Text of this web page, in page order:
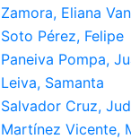
Zamora, Eliana
Soto Pérez, Felipe
Paneiva Pompa,
Leiva, Samanta
Salvador Cruz,
Martínez Vicente,